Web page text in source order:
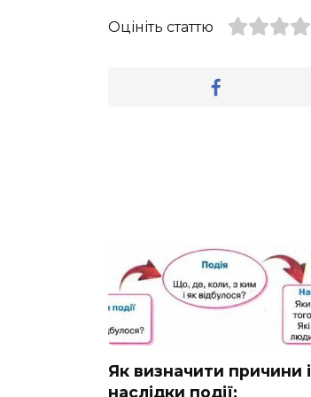
Оцініть статтю
Як визначити причини і
наслідки події: